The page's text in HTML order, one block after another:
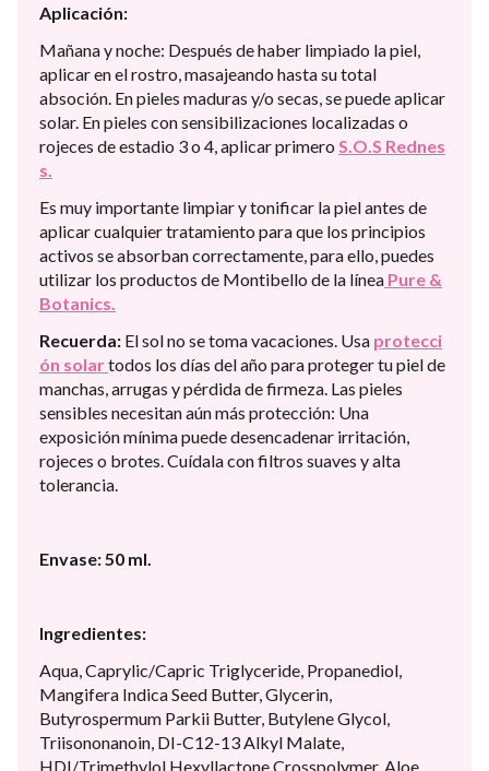
Aplicación:
Mañana y noche: Después de haber limpiado la piel,
aplicar en el rostro, masajeando hasta su total
absoción. En pieles maduras y/o secas, se puede aplicar
solar. En pieles con sensibilizaciones localizadas o
rojeces de estadio 3 o 4, aplicar primero S.O.S Rednes
s.
Es muy importante limpiar y tonificar la piel antes de
aplicar cualquier tratamiento para que los principios
activos se absorban correctamente, para ello, puedes
utilizar los productos de Montibello de la línea Pure &
Botanics.
Recuerda: El sol no se toma vacaciones. Usa protecci
ón solartodos los días del año para proteger tu piel de
manchas, arrugas y pérdida de firmeza. Las pieles
sensibles necesitan aún más protección: Una
exposición mínima puede desencadenar irritación,
rojeces o brotes. Cuídala con filtros suaves y alta
tolerancia.
Envase: 50 ml.
Ingredientes:
Aqua, Caprylic/Capric Triglyceride, Propanediol,
Mangifera Indica Seed Butter, Glycerin,
Butyrospermum Parkii Butter, Butylene Glycol,
Triisononanoin, DI-C12-13 Alkyl Malate,
HDI/Trimethylol Hexyllactone Crosspolymer, Aloe